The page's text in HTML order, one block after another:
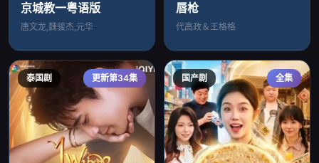
京城教一粤语版
唐文龙,魏骏杰,元华
唇枪
代高政＆王格格
泰国剧 更新第34集 国产剧 全集